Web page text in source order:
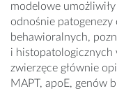
modelowe
odnośnie patogenezy
behawioralnych,
i histopatologicznych
zwierzęce głównie
MAPT, apoE, genów